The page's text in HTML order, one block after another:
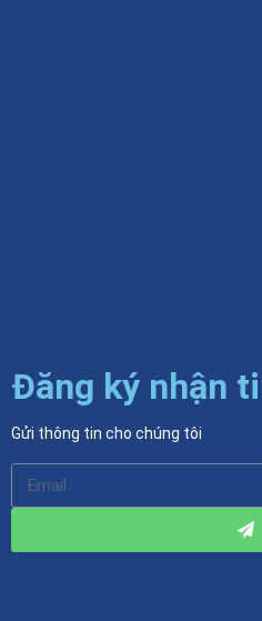
Đăng ký nhận
Gửi thông tin cho chúng tôi